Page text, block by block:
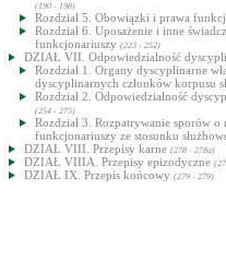
(190 - 198)
Rozdział 5. Obowiązki i prawa
Rozdział 6. Uposażenie i inne
funkcjonariuszy (223 - 252)
DZIAŁ VII. Odpowiedzialność
Rozdział 1. Organy dyscyplinarne
dyscyplinarnych członków korpusu
Rozdział 2. Odpowiedzialność
(254 - 275)
Rozdział 3. Rozpatrywanie sporów o
funkcjonariuszy ze stosunku
DZIAŁ VIII. Przepisy karne (278 - 278a)
DZIAŁ VIIIA. Przepisy epizodyczne
DZIAŁ IX. Przepis końcowy (279 - 279)